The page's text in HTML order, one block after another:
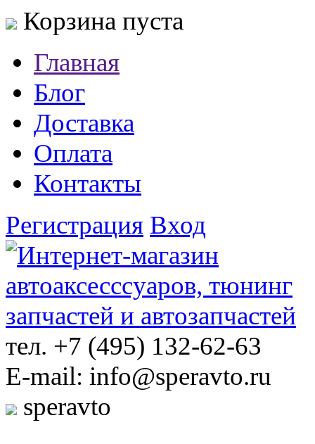
Корзина пуста
Главная
Блог
Доставка
Оплата
Контакты
Регистрация Вход
тел. +7 (495) 132-62-63
E-mail: info@speravto.ru
speravto